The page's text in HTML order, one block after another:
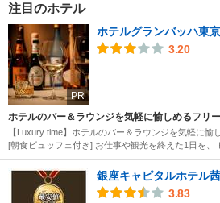
注目のホテル
PR
ホテルグランバッハ東
3.20
ホテルのバー＆ラウンジを気軽に愉しめるフリ
【Luxury time】ホテルのバー＆ラウンジを気軽に愉
[朝食ビュッフェ付き] お仕事や観光を終えた1日を、
銀座キャピタルホテル茜
3.83